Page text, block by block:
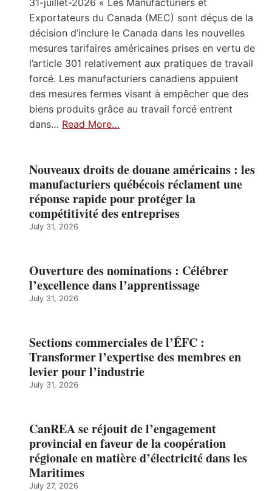
Exportateurs du Canada (MEC) sont déçus de la
décision d’inclure le Canada dans les nouvelles
mesures tarifaires américaines prises en vertu de
l’article 301 relativement aux pratiques de travail
forcé. Les manufacturiers canadiens appuient
des mesures fermes visant à empêcher que des
biens produits grâce au travail forcé entrent
dans… Read More…
Nouveaux droits de douane américains : les
manufacturiers québécois réclament une
réponse rapide pour protéger la
compétitivité des entreprises
July 31, 2026
Ouverture des nominations : Célébrer
l’excellence dans l’apprentissage
July 31, 2026
Sections commerciales de l’ÉFC :
Transformer l’expertise des membres en
levier pour l’industrie
July 31, 2026
CanREA se réjouit de l’engagement
provincial en faveur de la coopération
régionale en matière d’électricité dans les
Maritimes
July 27, 2026